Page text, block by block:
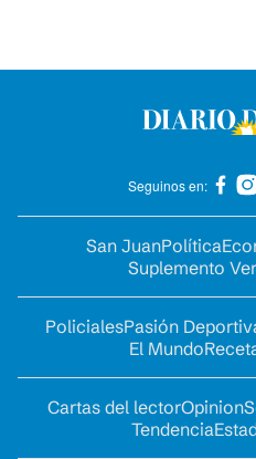
Seguinos en:
San JuanPolítica
Suplemento
PolicialesPasión
El Mundo
Cartas del lectorOpinion
Tendencia